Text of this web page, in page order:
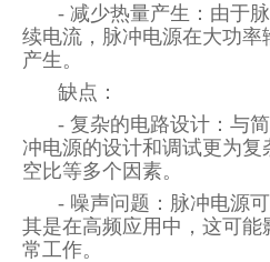
- 减少热量产生：由于
续电流，脉冲电源在大功
产生。
缺点：
- 复杂的电路设计：与
冲电源的设计和调试更为复
空比等多个因素。
- 噪声问题：脉冲电源
其是在高频应用中，这可能
常工作。